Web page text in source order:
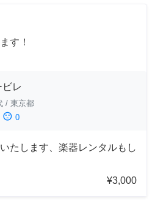
す！
ビレ
/ 東京都
sentiment_dissatisfied 0
たします、楽器レンタルもし
¥3,000